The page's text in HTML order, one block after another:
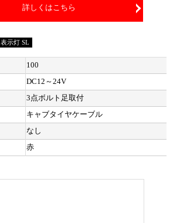
詳しくはこちら
表示灯 SL
100
DC12～24V
3点ボルト足取付
キャブタイヤケーブル
なし
赤